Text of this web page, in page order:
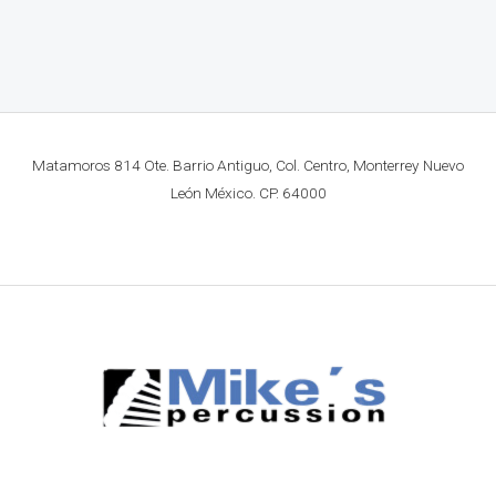
Matamoros 814 Ote. Barrio Antiguo, Col. Centro, Monterrey Nuevo
León México. CP. 64000